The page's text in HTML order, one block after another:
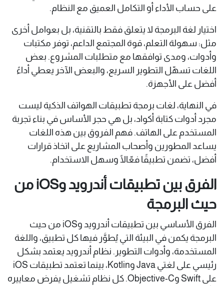
على حساب الأداء أو التكامل العميق مع النظام.
اختيار لغة البرمجة لا يتعلق فقط بالتقنية، بل بعوامل أخرى
مثل: سهولة التعلم، قوة المجتمع الداعم، توفر مكتبات
وأدوات، ومدى توافقها مع متطلبات المشروع. بعض
اللغات تسهّل التطوير السريع، والبعض الآخر يعطي أداءً
أفضل على الأجهزة.
في النهاية، لغات برمجة تطبيقات الهواتف الذكية ليست
مجرد أدوات كتابة أكواد، بل هي حجر الأساس في بناء تجربة
المستخدم على الهاتف. فهم الفروق بين هذه اللغات
يساعد المطورين وأصحاب المشاريع على اتخاذ قرارات
أفضل، تضمن تطبيقًا فعّالًا وسهل الاستخدام.
الفرق بين تطبيقات أندرويد وiOS من
حيث البرمجة
الفرق الأساسي بين تطبيقات أندرويد وiOS من حيث
البرمجة يكمن في البيئة التي يُطوَّر فيها كل تطبيق، واللغة
المستخدمة، وأدوات التطوير. نظام أندرويد يعتمد بشكل
رئيسي على لغتي Java وKotlin، بينما تعتمد تطبيقات iOS
على Swift وObjective-C. كل نظام تشغيل يفرض معاييره